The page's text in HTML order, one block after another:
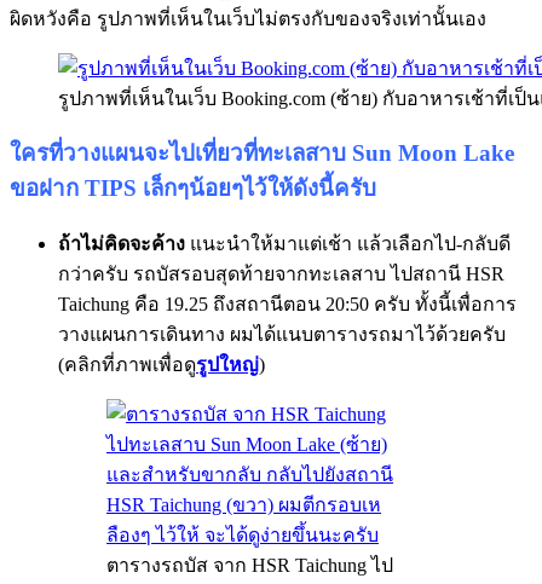
ผิดหวังคือ รูปภาพที่เห็นในเว็บไม่ตรงกับของจริงเท่านั้นเอง
รูปภาพที่เห็นในเว็บ Booking.com (ซ้าย) กับอาหารเช้าที่
ใครที่วางแผนจะไปเที่ยวที่ทะเลสาบ Sun Moon Lake
ขอฝาก TIPS เล็กๆน้อยๆไว้ให้ดังนี้ครับ
ถ้าไม่คิดจะค้าง แนะนำให้มาแต่เช้า แล้วเลือกไป-กลับดี
กว่าครับ รถบัสรอบสุดท้ายจากทะเลสาบ ไปสถานี HSR
Taichung คือ 19.25 ถึงสถานีตอน 20:50 ครับ ทั้งนี้เพื่อการ
วางแผนการเดินทาง ผมได้แนบตารางรถมาไว้ด้วยครับ
(คลิกที่ภาพเพื่อดูรูปใหญ่)
ตารางรถบัส จาก HSR Taichung ไป